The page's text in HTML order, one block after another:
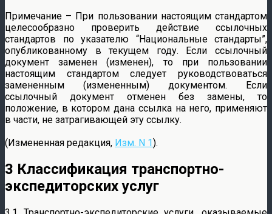
Примечание – При пользовании настоящим стандартом
целесообразно проверить действие ссылочных
стандартов по указателю “Национальные стандарты”,
опубликованному в текущем году. Если ссылочный
документ заменен (изменен), то при пользовании
настоящим стандартом следует руководствоваться
замененным (измененным) документом. Если
ссылочный документ отменен без замены, то
положение, в котором дана ссылка на него, применяют
в части, не затрагивающей эту ссылку.
(Измененная редакция, Изм. N 1).
3 Классификация транспортно-
экспедиторских услуг